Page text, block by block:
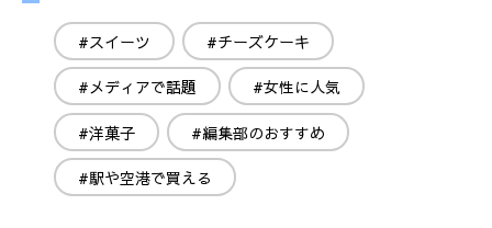
#スイーツ #チーズケーキ
#メディアで話題 #女性に人気
#洋菓子 #編集部のおすすめ
#駅や空港で買える